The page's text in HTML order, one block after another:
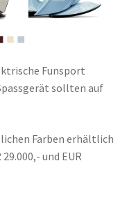
Funsport
sollten auf
Farben erhältlich
und EUR